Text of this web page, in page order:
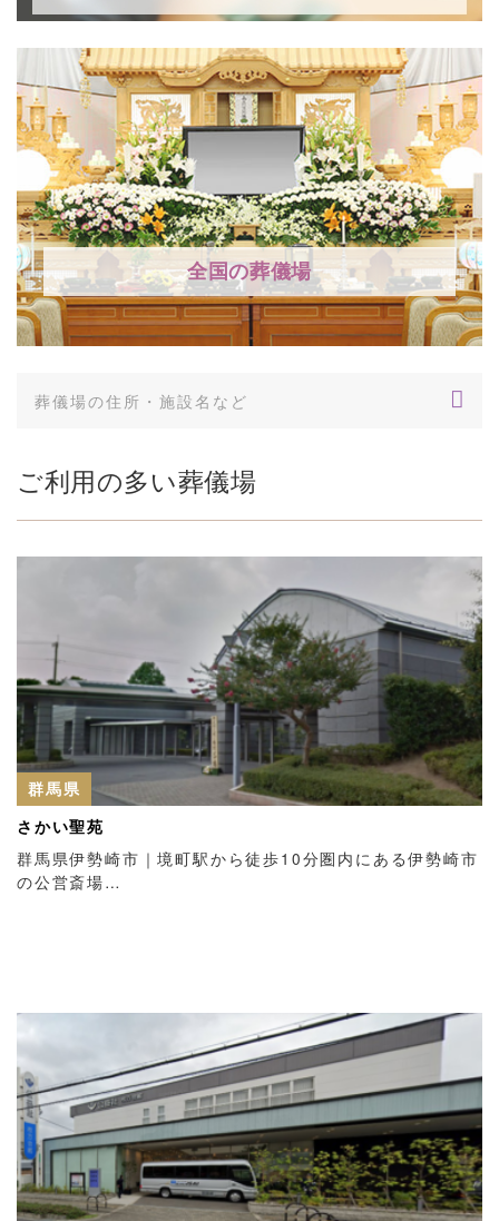
全国の葬儀場
ご利用の多い葬儀場
群馬県
さかい聖苑
群馬県伊勢崎市｜境町駅から徒歩10分圏内にある伊勢崎市
の公営斎場…